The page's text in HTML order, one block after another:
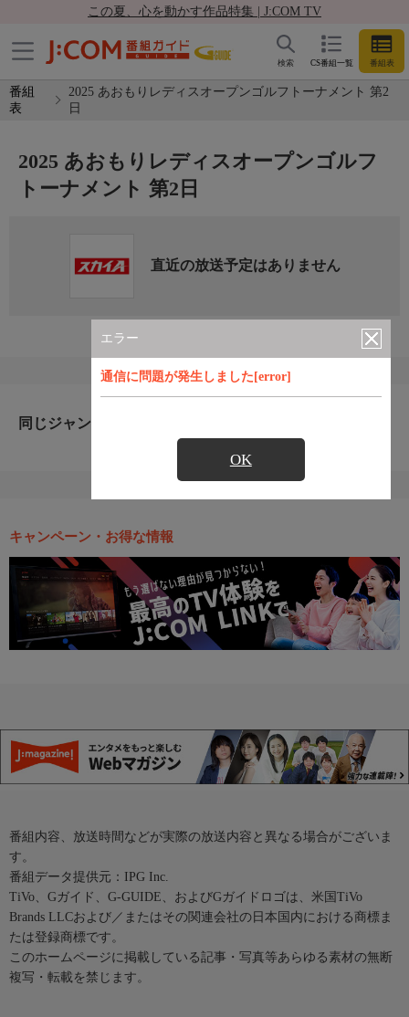
この夏、心を動かす作品特集 | J:COM TV
CS番組一覧 番組表
検索
番組
表
2025 あおもりレディスオープンゴルフトーナメント 第2
日
エラー
通信に問題が発生しました[error]
OK
2025 あおもりレディスオープンゴルフ
トーナメント 第2日
直近の放送予定はありません
同じジャンルのおすすめ番組
キャンペーン・お得な情報
番組内容、放送時間などが実際の放送内容と異なる場合がございま
す。
番組データ提供元：IPG Inc.
TiVo、Gガイド、G-GUIDE、およびGガイドロゴは、米国TiVo
Brands LLCおよび／またはその関連会社の日本国内における商標ま
たは登録商標です。
このホームページに掲載している記事・写真等あらゆる素材の無断
複写・転載を禁じます。